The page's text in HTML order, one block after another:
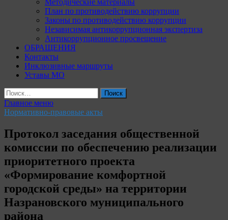
Методические материалы
План по противодействию коррупции
Законы по противодействию коррупции
Независимая антикоррупционная экспертиза
Антикоррупционное просвещение
ОБРАЩЕНИЯ
Контакты
Инклюзивные маршруты
Уставы МО
Найти:
Главное меню
Нормативно-правовые акты
Протокол заседания общественной
комиссии по обеспечению реализации
приоритетного проекта
«Формирование комфортной
городской среды» на территории
Назрановского муниципального
района